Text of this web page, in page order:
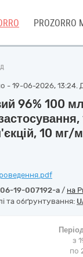
PROZORRO
- 19-06-2026, 13:24.
96% 100
10
19-007192-a / на
та обґрунтування:
з
по